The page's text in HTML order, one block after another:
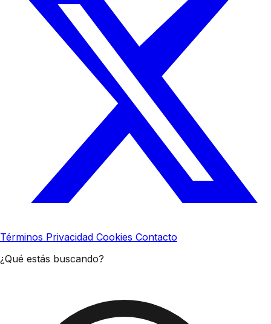
Términos Privacidad Cookies Contacto
¿Qué estás buscando?